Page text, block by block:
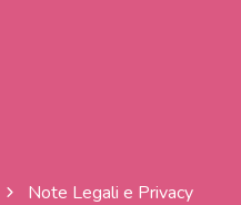
Note Legali e Privacy